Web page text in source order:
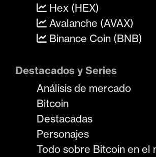
Hex (HEX)
Avalanche (AVAX)
Binance Coin (BNB)
Destacados y Series
Análisis de mercado
Bitcoin
Destacadas
Personajes
Todo sobre Bitcoin en el